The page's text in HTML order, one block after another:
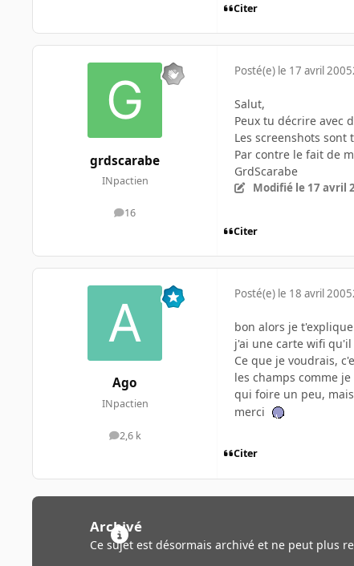
Citer
grdscarabe
INpactien
16
messages
Posté(e) le 17 avril 2005
Salut,
Peux tu décrire avec
Les screenshots
Par contre le fait de
GrdScarabe
Modifié le 17 avril
Citer
Ago
INpactien
2,6 k
messages
Posté(e) le 18 avril 2005
bon alors je
j'ai une carte wifi
Ce que je voudrais,
les champs comme
qui foire un peu,
merci
Citer
Archivé
Ce sujet est désormais archivé et ne peut plus